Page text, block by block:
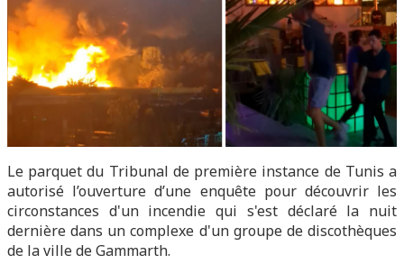
Le parquet du Tribunal de première instance de Tunis a
autorisé l’ouverture d’une enquête pour découvrir les
circonstances d'un incendie qui s'est déclaré la nuit
dernière dans un complexe d'un groupe de discothèques
de la ville de Gammarth.